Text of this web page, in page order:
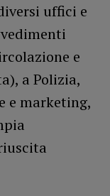
uffici e
e
a Polizia,
e marketing,